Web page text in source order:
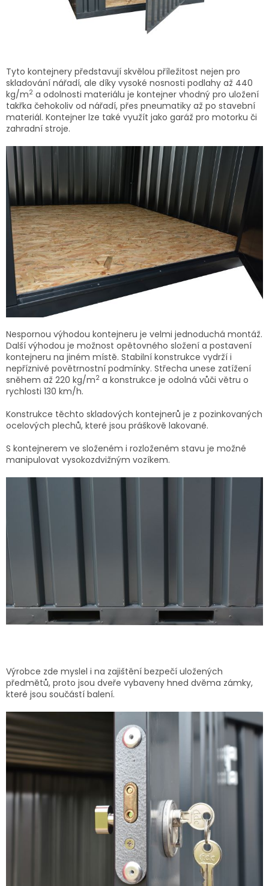
Tyto kontejnery představují skvělou příležitost nejen pro
skladování nářadí, ale díky vysoké nosnosti podlahy až 440
kg/m2 a odolnosti materiálu je kontejner vhodný pro uložení
takřka čehokoliv od nářadí, přes pneumatiky až po stavební
materiál. Kontejner lze také využít jako garáž pro motorku či
zahradní stroje.
Nespornou výhodou kontejneru je velmi jednoduchá montáž.
Další výhodou je možnost opětovného složení a postavení
kontejneru na jiném místě. Stabilní konstrukce vydrží i
nepříznivé povětrnostní podmínky. Střecha unese zatížení
sněhem až 220 kg/m2 a konstrukce je odolná vůči větru o
rychlosti 130 km/h.
Konstrukce těchto skladových kontejnerů je z pozinkovaných
ocelových plechů, které jsou práškově lakované.
S kontejnerem ve složeném i rozloženém stavu je možné
manipulovat vysokozdvižným vozíkem.
Výrobce zde myslel i na zajištění bezpečí uložených
předmětů, proto jsou dveře vybaveny hned dvěma zámky,
které jsou součástí balení.